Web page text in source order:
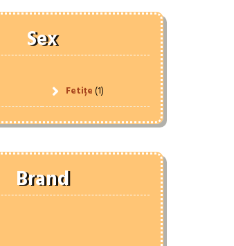
Sex
Fetițe(1)
Brand